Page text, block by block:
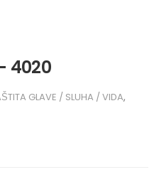
4020
GLAVE / SLUHA / VIDA,